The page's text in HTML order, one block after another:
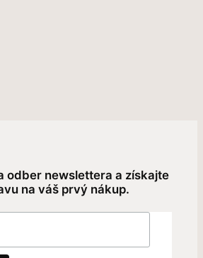
odber newslettera a získajte
na váš prvý nákup.